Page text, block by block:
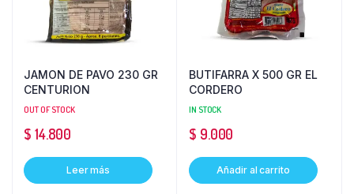
JAMON DE PAVO 230 GR
CENTURION
OUT OF STOCK
$ 14.800
Leer más
BUTIFARRA X 500 GR EL
CORDERO
IN STOCK
$ 9.000
Añadir al carrito